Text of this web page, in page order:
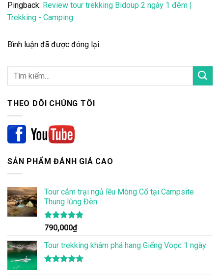
Pingback: Review tour trekking Bidoup 2 ngày 1 đêm |
Trekking - Camping
Bình luận đã được đóng lại.
THEO DÕI CHÚNG TÔI
SẢN PHẨM ĐÁNH GIÁ CAO
Tour cắm trại ngủ lều Mông Cổ tại Campsite
Thung lũng Đèn
Được xếp
hạng
5.00
5 sao
790,000₫
Tour trekking khám phá hang Giếng Voọc 1 ngày